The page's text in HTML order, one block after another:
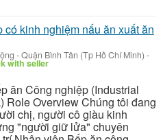
có kinh nghiệm nấu ăn xuất ăn
-Quận Bình Tân (Tp Hồ Chí Minh) -
with seller
ăn Công nghiệp (Industrial
Role Overview Chúng tôi đang
chị, người cô giàu kinh
"người giữ lửa" chuyên